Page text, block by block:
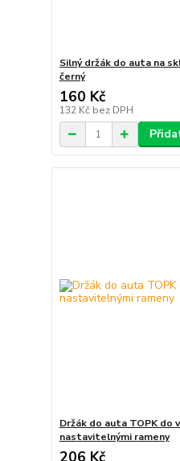
Silný držák do auta na
černý
160 Kč
132 Kč bez DPH
Držák do auta TOPK do
nastavitelnými rameny
206 Kč